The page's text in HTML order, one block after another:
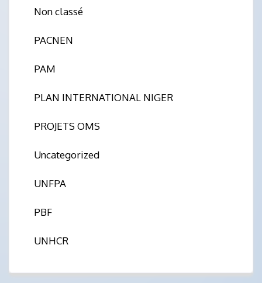
Non classé
PACNEN
PAM
PLAN INTERNATIONAL NIGER
PROJETS OMS
Uncategorized
UNFPA
PBF
UNHCR